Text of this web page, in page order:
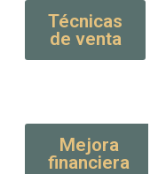
Técnicas
de venta
Mejora
financiera